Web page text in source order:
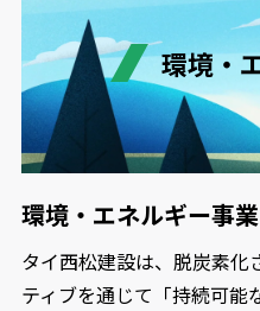
環境・
環境・エネルギー事業
タイ西松建設は、脱炭素化
ティブを通じて「持続可能